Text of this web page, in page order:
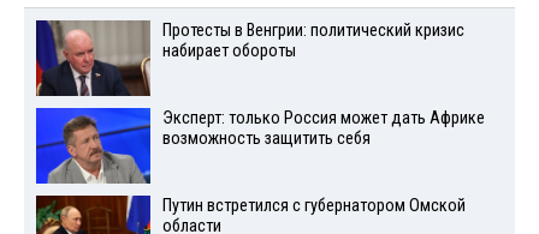
Протесты в Венгрии: политический кризис
набирает обороты
Эксперт: только Россия может дать Африке
возможность защитить себя
Путин встретился с губернатором Омской
области